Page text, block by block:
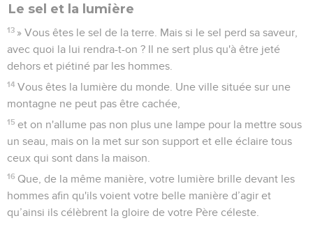
Le sel et la lumière
13 » Vous êtes le sel de la terre. Mais si le sel perd sa saveur,
avec quoi la lui rendra-t-on ? Il ne sert plus qu'à être jeté
dehors et piétiné par les hommes.
14 Vous êtes la lumière du monde. Une ville située sur une
montagne ne peut pas être cachée,
15 et on n'allume pas non plus une lampe pour la mettre sous
un seau, mais on la met sur son support et elle éclaire tous
ceux qui sont dans la maison.
16 Que, de la même manière, votre lumière brille devant les
hommes afin qu'ils voient votre belle manière d’agir et
qu’ainsi ils célèbrent la gloire de votre Père céleste.